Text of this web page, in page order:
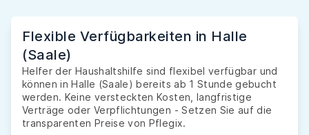
Flexible Verfügbarkeiten in Halle
(Saale)
Helfer der Haushaltshilfe sind flexibel verfügbar und
können in Halle (Saale) bereits ab 1 Stunde gebucht
werden. Keine versteckten Kosten, langfristige
Verträge oder Verpflichtungen - Setzen Sie auf die
transparenten Preise von Pflegix.